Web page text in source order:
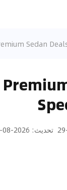
Sedan
تحديث:
2026-08-05